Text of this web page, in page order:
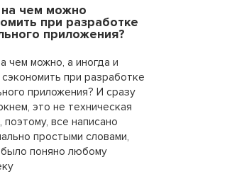
на чем можно
при разработке
приложения?
чем можно, а иногда и
при разработке
приложения? И сразу
это не техническая
поэтому, все написано
простыми словами,
поняно любому